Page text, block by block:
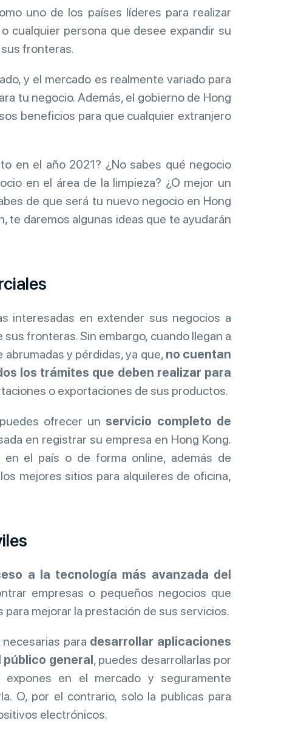
uno de los países líderes para realizar
cualquier persona que desee expandir su
fronteras.
y el mercado es realmente variado para
tu negocio. Además, el gobierno de Hong
beneficios para que cualquier extranjero
en el año 2021? ¿No sabes qué negocio
en el área de la limpieza? ¿O mejor un
de que será tu nuevo negocio en Hong
te daremos algunas ideas que te ayudarán
interesadas en extender sus negocios a
fronteras. Sin embargo, cuando llegan a
y pérdidas, ya que, no cuentan
los trámites que deben realizar para
o exportaciones de sus productos.
ofrecer un servicio completo de
en registrar su empresa en Hong Kong.
el país o de forma online, además de
mejores sitios para alquileres de oficina,
a la tecnología más avanzada del
empresas o pequeños negocios que
mejorar la prestación de sus servicios.
para desarrollar aplicaciones
general, puedes desarrollarlas por
en el mercado y seguramente
O, por el contrario, solo la publicas para
electrónicos.